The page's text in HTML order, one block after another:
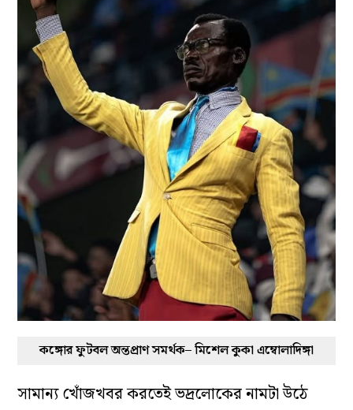
কঙ্গোর ফুটবল অন্তপ্রাণ সমর্থক– মিশেল কুকা এম্বোলাদিঙ্গা
সামান্য খোঁজখবর করতেই ভদ্রলোকের নামটা উঠে